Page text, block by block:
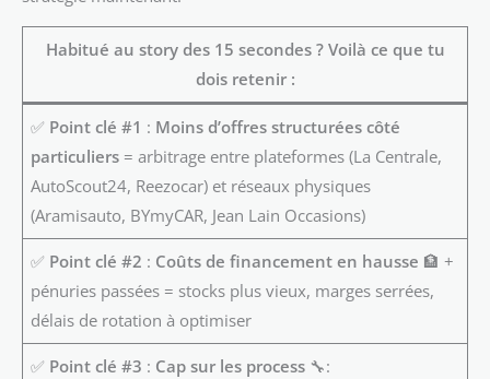
Habitué au story des 15 secondes ? Voilà ce que tu
dois retenir :
✅ Point clé #1 : Moins d’offres structurées côté
particuliers = arbitrage entre plateformes (La Centrale,
AutoScout24, Reezocar) et réseaux physiques
(Aramisauto, BYmyCAR, Jean Lain Occasions)
✅ Point clé #2 : Coûts de financement en hausse 🏦 +
pénuries passées = stocks plus vieux, marges serrées,
délais de rotation à optimiser
✅ Point clé #3 : Cap sur les process 🔧: